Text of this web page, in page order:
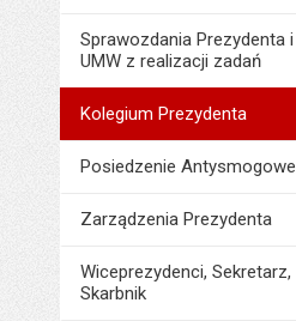
Sprawozdania Prezydenta i
UMW z realizacji zadań
Kolegium Prezydenta
Posiedzenie Antysmogowe
Zarządzenia Prezydenta
Wiceprezydenci, Sekretarz,
Skarbnik